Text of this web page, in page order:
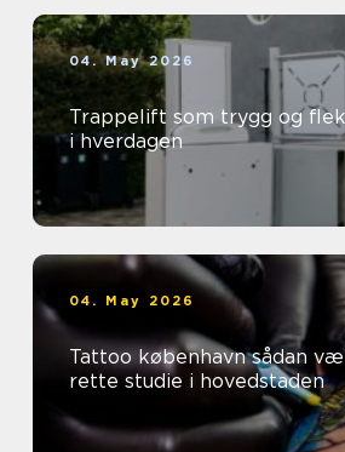
04. May 2026
Trappelift som trygg og
i hverdagen
04. May 2026
Tattoo københavn sådan vælger du det
rette studie i hovedstaden